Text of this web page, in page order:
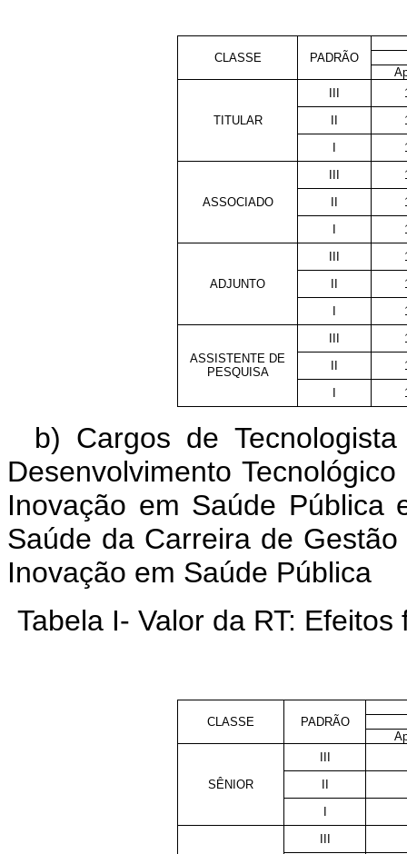
CLASSE
PADRÃO
TITULAR
ASSOCIADO
ADJUNTO
ASSISTENTE DE
PESQUISA
b) Cargos de
Desenvolvimento
Inovação em Saúde Pública
Saúde da Carreira de
Inovação em Saúde Pública
Tabela I- Valor da RT:
CLASSE
PADRÃO
SÊNIOR